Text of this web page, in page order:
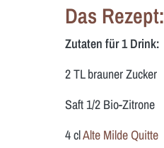
Das Rezept:
Zutaten für 1 Drink:
2 TL brauner Zucker
Saft 1/2 Bio-Zitrone
4 clAlte Milde Quitte